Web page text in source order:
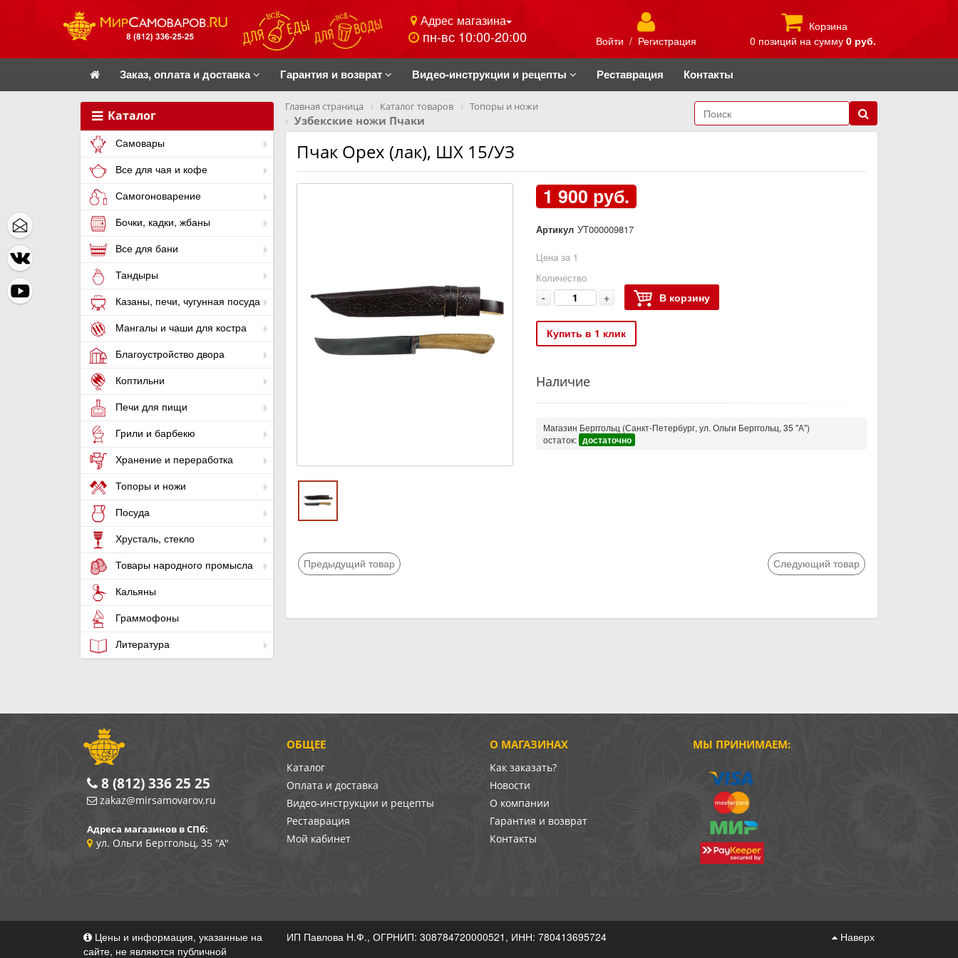
Адрес магазина
пн-вс 10:00-20:00 Войти / Регистрация
Корзина
0 позиций на сумму 0 руб.
Заказ, оплата и доставка Гарантия и возврат Видео-инструкции и рецепты Реставрация Контакты
Каталог
Самовары
Все для чая и кофе
Самогоноварение
Бочки, кадки, жбаны
Все для бани
Тандыры
Казаны, печи, чугунная посуда
Мангалы и чаши для костра
Благоустройство двора
Коптильни
Печи для пищи
Грили и барбекю
Хранение и переработка
Топоры и ножи
Посуда
Хрусталь, стекло
Товары народного промысла
Кальяны
Граммофоны
Литература
Главная страница Каталог товаров Топоры и ножи
Узбекские ножи Пчаки
Пчак Орех (лак), ШХ 15/УЗ
1 900 руб.
Артикул УТ000009817
Цена за 1
Количество
- + В корзину
Купить в 1 клик
Наличие
Магазин Берггольц (Санкт-Петербург, ул. Ольги Берггольц, 35 "А")
остаток: достаточно
Предыдущий товар Следующий товар
О МАГАЗИНАХ
Как заказать?
Новости
О компании
Гарантия и возврат
Контакты
ОБЩЕЕ
Каталог
Оплата и доставка
Видео-инструкции и рецепты
Реставрация
Мой кабинет
МЫ ПРИНИМАЕМ:
8 (812) 336 25 25
zakaz@mirsamovarov.ru
Адреса магазинов в СПб:
ул. Ольги Берггольц, 35 "А"
Цены и информация, указанные на
сайте, не являются публичной
ИП Павлова Н.Ф., ОГРНИП: 308784720000521, ИНН: 780413695724 Наверх